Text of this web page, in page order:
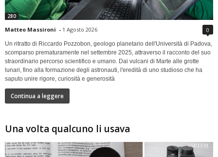
280
Matteo Massironi - 1 Agosto 2026 0
Un ritratto di Riccardo Pozzobon, geologo planetario dell'Università di Padova,
scomparso prematuramente nel settembre 2025, attraverso il racconto del suo
straordinario percorso scientifico e umano. Dai vulcani di Marte alle grotte
lunari, fino alla formazione degli astronauti, l'eredità di uno studioso che ha
saputo unire rigore, curiosità e generosità
Continua a leggere
Una volta qualcuno li usava